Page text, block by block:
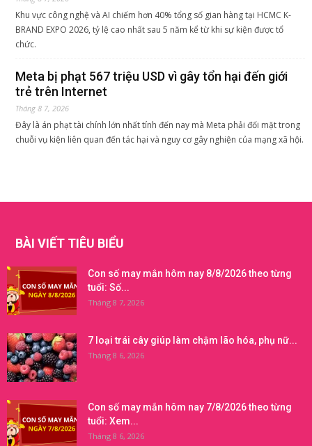
Khu vực công nghệ và AI chiếm hơn 40% tổng số gian hàng tại HCMC K-
BRAND EXPO 2026, tỷ lệ cao nhất sau 5 năm kể từ khi sự kiện được tổ
chức.
Meta bị phạt 567 triệu USD vì gây tổn hại đến giới
trẻ trên Internet
Tháng 8 7, 2026
Đây là án phạt tài chính lớn nhất tính đến nay mà Meta phải đối mặt trong
chuỗi vụ kiện liên quan đến tác hại và nguy cơ gây nghiện của mạng xã hội.
BÀI VIẾT TIÊU BIỂU
Con số may mắn hôm nay 8/8/2026 theo từng
tuổi: Số...
Tháng 8 7, 2026
7 loại trái cây giúp làm chậm lão hóa, phụ nữ...
Tháng 8 6, 2026
Con số may mắn hôm nay 7/8/2026 theo từng
tuổi: Xem...
Tháng 8 6, 2026